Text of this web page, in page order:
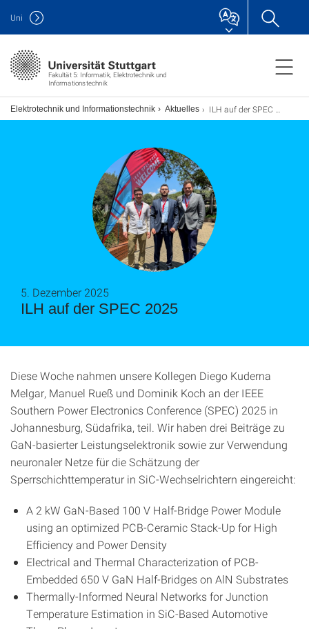
Fakultät 5: Informatik, Elektrotechnik und
Informationstechnik
Uni
Elektrotechnik und Informationstechnik Aktuelles ILH auf der SPEC 2025
ILH auf der SPEC 2025
5. Dezember 2025
Diese Woche nahmen unsere Kollegen Diego Kuderna
Melgar, Manuel Rueß und Dominik Koch an der IEEE
Southern Power Electronics Conference (SPEC) 2025 in
Johannesburg, Südafrika, teil. Wir haben drei Beiträge zu
GaN-basierter Leistungselektronik sowie zur Verwendung
neuronaler Netze für die Schätzung der
Sperrschichttemperatur in SiC-Wechselrichtern eingereicht:
A 2 kW GaN-Based 100 V Half-Bridge Power Module
using an optimized PCB-Ceramic Stack-Up for High
Efficiency and Power Density
Electrical and Thermal Characterization of PCB-
Embedded 650 V GaN Half-Bridges on AlN Substrates
Thermally-Informed Neural Networks for Junction
Temperature Estimation in SiC-Based Automotive